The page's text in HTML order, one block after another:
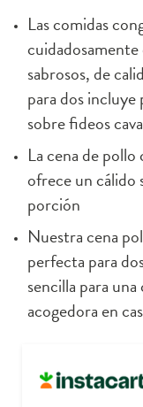
Las comidas
sabrosos, de
para dos incluye
sobre fideos
La cena de
ofrece un cálido
porción
Nuestra cena
perfecta para
sencilla para
acogedora en